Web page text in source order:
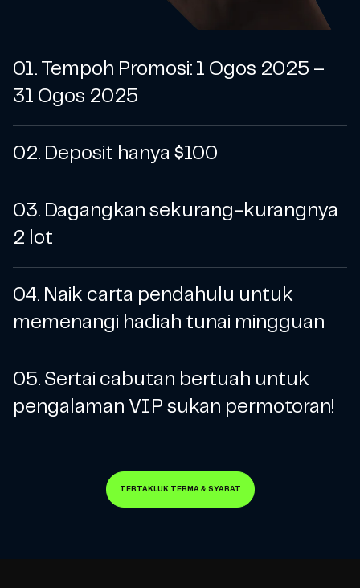
01. Tempoh Promosi: 1 Ogos 2025 –
31 Ogos 2025
02. Deposit hanya $100
03. Dagangkan sekurang-kurangnya
2 lot
04. Naik carta pendahulu untuk
memenangi hadiah tunai mingguan
05. Sertai cabutan bertuah untuk
pengalaman VIP sukan permotoran!
TERTAKLUK TERMA & SYARAT